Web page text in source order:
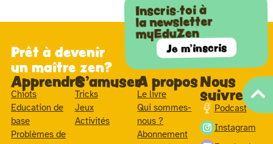
Prêt à devenir
un maître zen?
Inscris-toi à
la newsletter
myEduZen
Je m'inscris
Apprendre
Chiots
Education de
base
Problèmes de
S'amuser
Tricks
Jeux
Activités
A propos
Le livre
Qui sommes-
nous ?
Abonnement
Nous
suivre
Podcast
Instagram